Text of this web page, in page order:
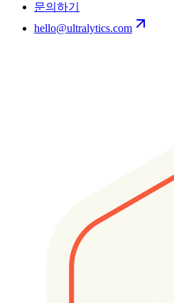
문의하기
hello@ultralytics.com